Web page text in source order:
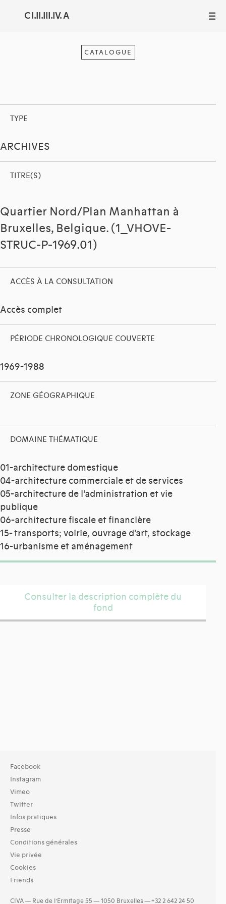
C I.II.III.IV. A III
CATALOGUE
TYPE
ARCHIVES
TITRE(S)
Quartier Nord/Plan Manhattan à
Bruxelles, Belgique. (1_VHOVE-
STRUC-P-1969.01)
ACCÈS À LA CONSULTATION
Accès complet
PÉRIODE CHRONOLOGIQUE COUVERTE
1969-1988
ZONE GÉOGRAPHIQUE
DOMAINE THÉMATIQUE
01-architecture domestique
04-architecture commerciale et de services
05-architecture de l'administration et vie
publique
06-architecture fiscale et financière
15- transports; voirie, ouvrage d'art, stockage
16-urbanisme et aménagement
Consulter la description complète du
fond
Facebook
Instagram
Vimeo
Twitter
Infos pratiques
Presse
Conditions générales
Vie privée
Cookies
Friends
CIVA — Rue de l’Ermitage 55 — 1050 Bruxelles — +32 2 642 24 50